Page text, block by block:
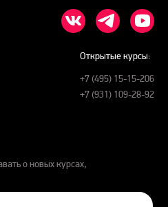
Открытые курсы:
+7 (495) 15-15-206
+7 (931) 109-28-92
о новых курсах,